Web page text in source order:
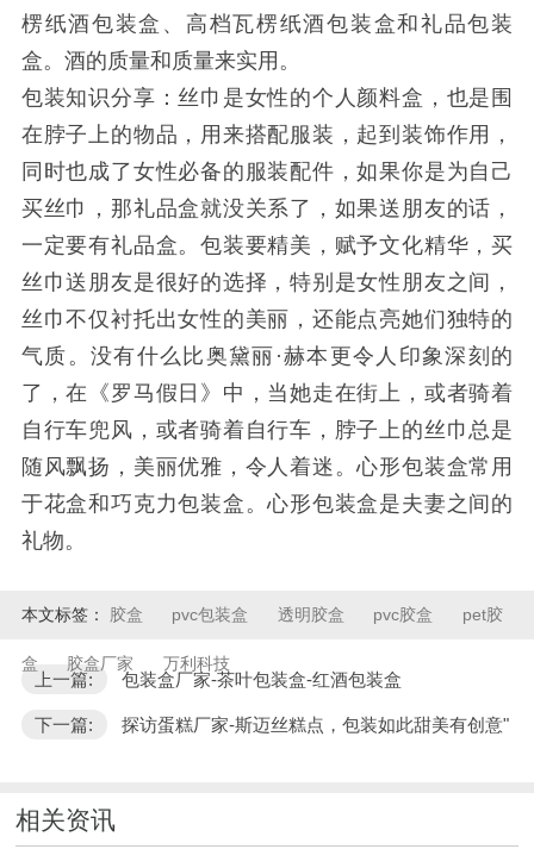
楞纸酒包装盒、高档瓦楞纸酒包装盒和礼品包装
盒。酒的质量和质量来实用。
包装知识分享：丝巾是女性的个人颜料盒，也是围
在脖子上的物品，用来搭配服装，起到装饰作用，
同时也成了女性必备的服装配件，如果你是为自己
买丝巾，那礼品盒就没关系了，如果送朋友的话，
一定要有礼品盒。包装要精美，赋予文化精华，买
丝巾送朋友是很好的选择，特别是女性朋友之间，
丝巾不仅衬托出女性的美丽，还能点亮她们独特的
气质。没有什么比奥黛丽·赫本更令人印象深刻的
了，在《罗马假日》中，当她走在街上，或者骑着
自行车兜风，或者骑着自行车，脖子上的丝巾总是
随风飘扬，美丽优雅，令人着迷。心形包装盒常用
于花盒和巧克力包装盒。心形包装盒是夫妻之间的
礼物。
本文标签： 胶盒 pvc包装盒 透明胶盒 pvc胶盒 pet胶
盒 胶盒厂家 万利科技
上一篇: 包装盒厂家-茶叶包装盒-红酒包装盒
下一篇: 探访蛋糕厂家-斯迈丝糕点，包装如此甜美有创意"
相关资讯